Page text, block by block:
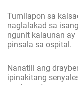
Tumilapon sa
naglalakad sa
ngunit kalaunan
pinsala sa ospital.
Nanatili ang
ipinakitang